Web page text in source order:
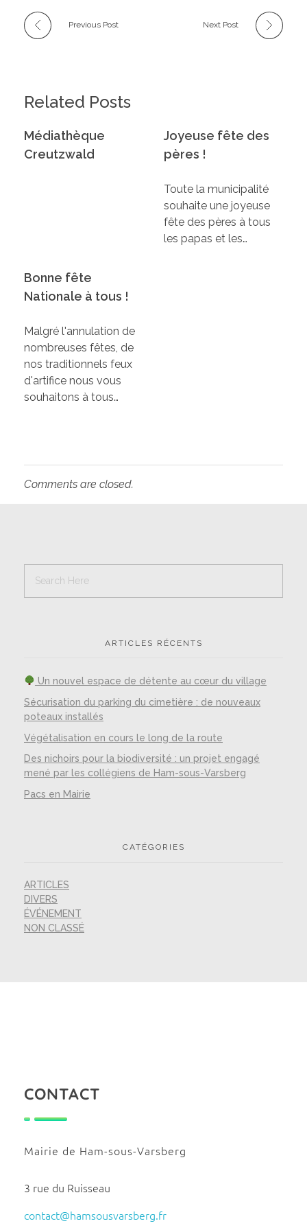
Previous Post Next Post
Related Posts
Médiathèque
Creutzwald
Joyeuse fête des
pères !
Toute la municipalité
souhaite une joyeuse
fête des pères à tous
les papas et les…
Bonne fête
Nationale à tous !
Malgré l'annulation de
nombreuses fêtes, de
nos traditionnels feux
d'artifice nous vous
souhaitons à tous…
Comments are closed.
ARTICLES RÉCENTS
Un nouvel espace de détente au cœur du village
Sécurisation du parking du cimetière : de nouveaux
poteaux installés
Végétalisation en cours le long de la route
Des nichoirs pour la biodiversité : un projet engagé
mené par les collégiens de Ham-sous-Varsberg
Pacs en Mairie
CATÉGORIES
ARTICLES
DIVERS
ÉVÉNEMENT
NON CLASSÉ
CONTACT
Mairie de Ham-sous-Varsberg
3 rue du Ruisseau
contact@hamsousvarsberg.fr